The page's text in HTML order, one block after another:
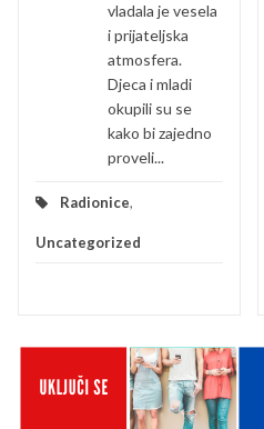
vladala je vesela
i prijateljska
atmosfera.
Djeca i mladi
okupili su se
kako bi zajedno
proveli...
Radionice,
Uncategorized